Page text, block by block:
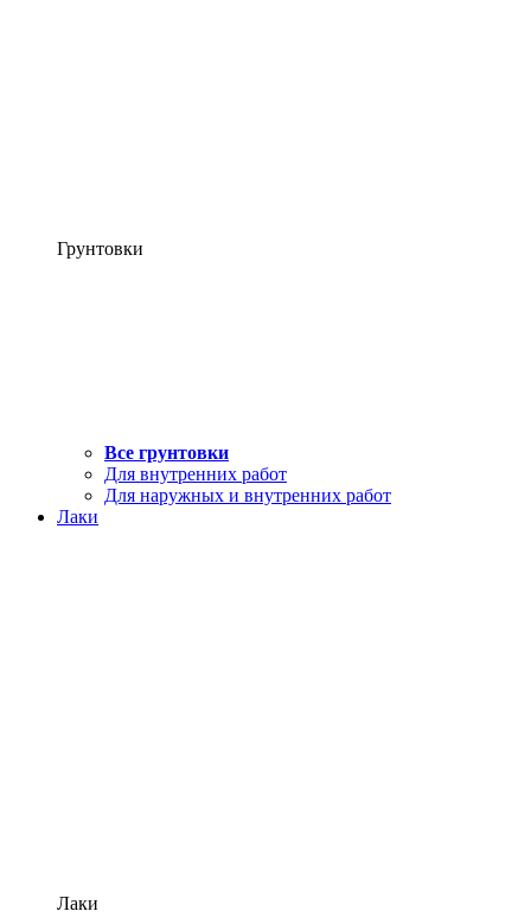
Грунтовки
Все грунтовки
Для внутренних работ
Для наружных и внутренних работ
Лаки
Лаки